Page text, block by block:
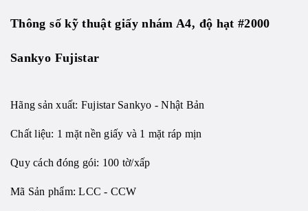
Thông số kỹ thuậtgiấy nhám A4, độ hạt #2000
Sankyo Fujistar
Hãng sản xuất: Fujistar Sankyo - Nhật Bản
Chất liệu: 1 mặt nền giấy và 1 mặt ráp mịn
Quy cách đóng gói: 100 tờ/xấp
Mã Sản phẩm: LCC - CCW